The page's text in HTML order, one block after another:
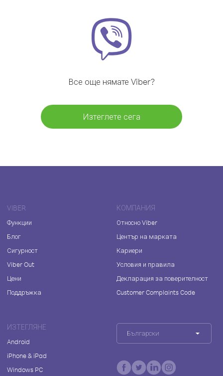
Все още нямате Viber?
Изтеглете сега
VIBER
Функции
Блог
Сигурност
Viber Out
Цени
Поддръжка
КОМПАНИЯ
Относно Viber
Център на марката
Кариери
Условия и правила
Декларация за поверителност
Customer Complaints Code
ИЗТЕГЛЯНЕ
Android
iPhone & iPad
Windows PC
Български